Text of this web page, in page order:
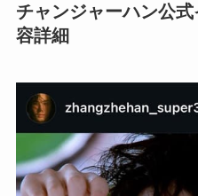
チャンジャーハン公
容詳細